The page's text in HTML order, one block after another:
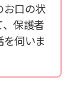
お口の状
保護者
伺いま